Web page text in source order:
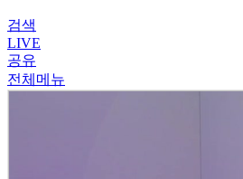
검색
LIVE
공유
전체메뉴